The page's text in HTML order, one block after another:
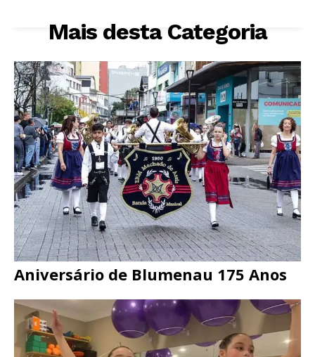
Mais desta Categoria
Aniversário de Blumenau 175 Anos